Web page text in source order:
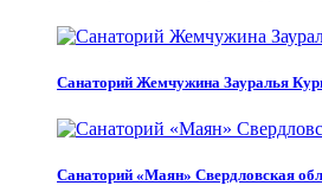
Санаторий Жемчужина Зауралья
Санаторий «Маян» Свердловская